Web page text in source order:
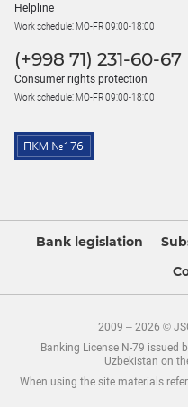
Helpline
Work schedule: MO-FR 09:00-18:00
(+998 71) 231-60-67
Consumer rights protection
Work schedule: MO-FR 09:00-18:00
Bank legislation
2009 – 2026 ©
Banking License N-79 issued
Uzbekistan on
When using the site materials